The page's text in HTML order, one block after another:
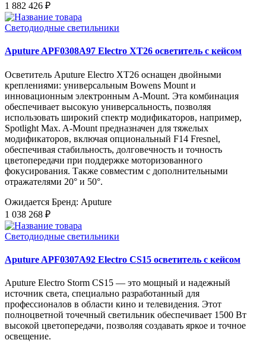
1 882 426 ₽
Светодиодные светильники
Aputure APF0308A97 Electro XT26 осветитель с кейсом
Осветитель Aputure Electro XT26 оснащен двойными
креплениями: универсальным Bowens Mount и
инновационным электронным A-Mount. Эта комбинация
обеспечивает высокую универсальность, позволяя
использовать широкий спектр модификаторов, например,
Spotlight Max. A-Mount предназначен для тяжелых
модификаторов, включая опциональный F14 Fresnel,
обеспечивая стабильность, долговечность и точность
цветопередачи при поддержке моторизованного
фокусирования. Также совместим с дополнительными
отражателями 20° и 50°.
Ожидается Бренд: Aputure
1 038 268 ₽
Светодиодные светильники
Aputure APF0307A92 Electro CS15 осветитель с кейсом
Aputure Electro Storm CS15 — это мощный и надежный
источник света, специально разработанный для
профессионалов в области кино и телевидения. Этот
полноцветной точечный светильник обеспечивает 1500 Вт
высокой цветопередачи, позволяя создавать яркое и точное
освещение.